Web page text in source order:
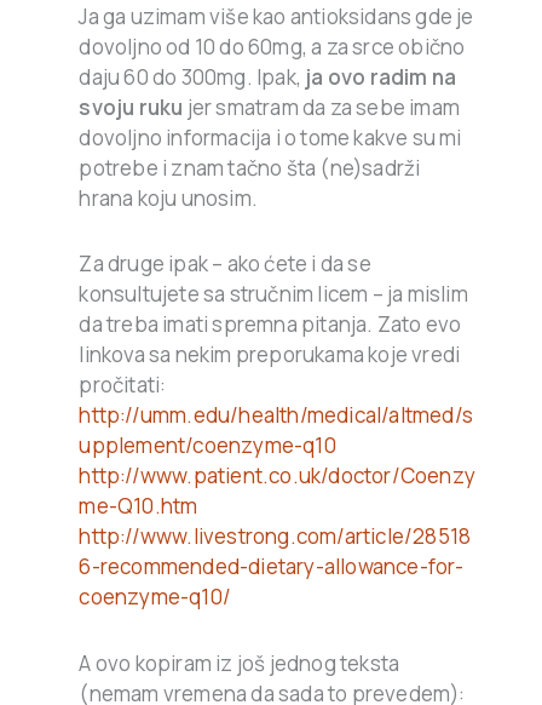
Ja ga uzimam više kao antioksidans gde je
dovoljno od 10 do 60mg, a za srce obično
daju 60 do 300mg. Ipak, ja ovo radim na
svoju ruku jer smatram da za sebe imam
dovoljno informacija i o tome kakve su mi
potrebe i znam tačno šta (ne)sadrži
hrana koju unosim.
Za druge ipak – ako ćete i da se
konsultujete sa stručnim licem – ja mislim
da treba imati spremna pitanja. Zato evo
linkova sa nekim preporukama koje vredi
pročitati:
http://umm.edu/health/medical/altmed/s
upplement/coenzyme-q10
http://www.patient.co.uk/doctor/Coenzy
me-Q10.htm
http://www.livestrong.com/article/28518
6-recommended-dietary-allowance-for-
coenzyme-q10/
A ovo kopiram iz još jednog teksta
(nemam vremena da sada to prevedem):